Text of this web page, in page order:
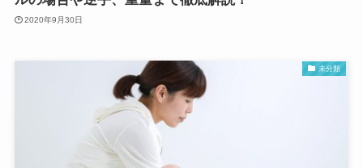
2020年9月30日
未分類